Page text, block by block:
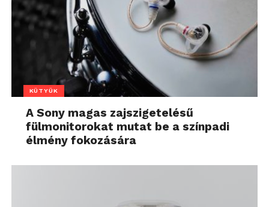
KÜTYÜK
A Sony magas zajszigetelésű
fülmonitorokat mutat be a színpadi
élmény fokozására